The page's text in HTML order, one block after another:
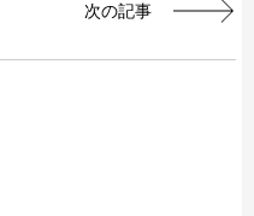
次の記事